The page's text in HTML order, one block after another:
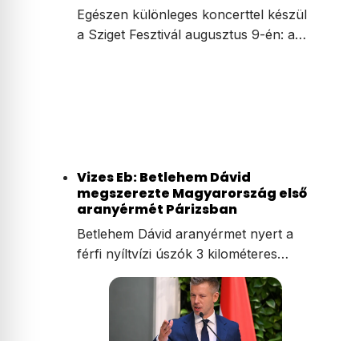
Egészen különleges koncerttel készül
a Sziget Fesztivál augusztus 9-én: a…
Vizes Eb: Betlehem Dávid
megszerezte Magyarország első
aranyérmét Párizsban
Betlehem Dávid aranyérmet nyert a
férfi nyíltvízi úszók 3 kilométeres…